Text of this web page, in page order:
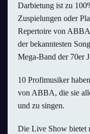
Darbietung ist zu
Zuspielungen oder
Repertoire von
der bekanntesten
Mega-Band der 70er
10 Profimusiker
von ABBA, die sie
und zu singen.
Die Live Show bietet